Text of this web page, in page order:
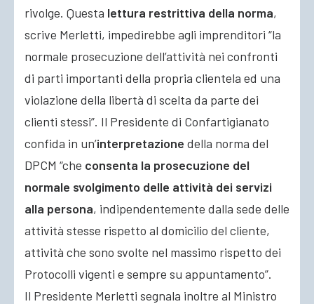
rivolge. Questa lettura restrittiva della norma,
scrive Merletti, impedirebbe agli imprenditori “la
normale prosecuzione dell’attività nei confronti
di parti importanti della propria clientela ed una
violazione della libertà di scelta da parte dei
clienti stessi”. Il Presidente di Confartigianato
confida in un’interpretazione della norma del
DPCM “che consenta la prosecuzione del
normale svolgimento delle attività dei servizi
alla persona, indipendentemente dalla sede delle
attività stesse rispetto al domicilio del cliente,
attività che sono svolte nel massimo rispetto dei
Protocolli vigenti e sempre su appuntamento”.
Il Presidente Merletti segnala inoltre al Ministro